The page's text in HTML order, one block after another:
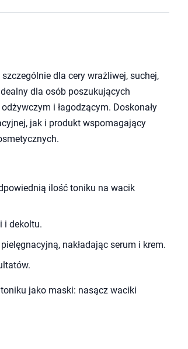
dla cery wrażliwej, suchej,
dla osób poszukujących
i łagodzącym. Doskonały
jak i produkt wspomagający
ilość toniku na wacik
i dekoltu.
nakładając serum i krem.
jako maski: nasącz waciki